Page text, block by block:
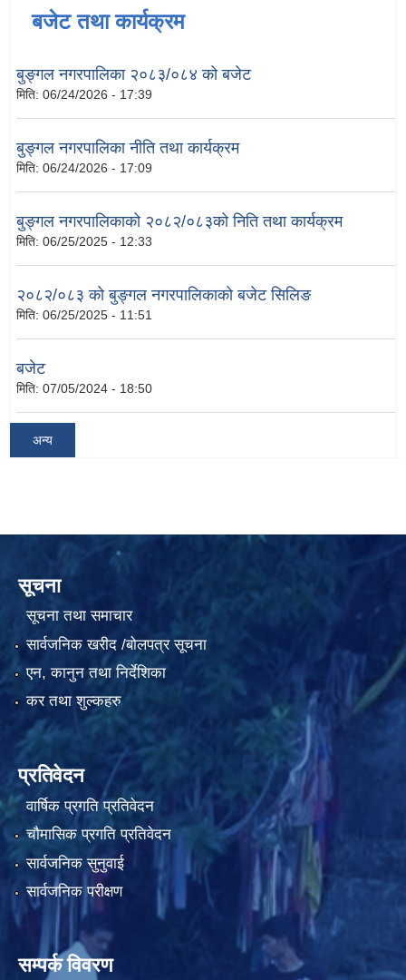
बजेट तथा कार्यक्रम
बुङ्गल नगरपालिका २०८३/०८४ को बजेट
मिति: 06/24/2026 - 17:39
बुङ्गल नगरपालिका नीति तथा कार्यक्रम
मिति: 06/24/2026 - 17:09
बुङ्गल नगरपालिकाको २०८२/०८३को निति तथा कार्यक्रम
मिति: 06/25/2025 - 12:33
२०८२/०८३ को बुङ्गल नगरपालिकाको बजेट सिलिङ
मिति: 06/25/2025 - 11:51
बजेट
मिति: 07/05/2024 - 18:50
अन्य
सूचना
सूचना तथा समाचार
सार्वजनिक खरीद /बोलपत्र सूचना
एन, कानुन तथा निर्देशिका
कर तथा शुल्कहरु
प्रतिवेदन
वार्षिक प्रगति प्रतिवेदन
चौमासिक प्रगति प्रतिवेदन
सार्वजनिक सुनुवाई
सार्वजनिक परीक्षण
सम्पर्क विवरण